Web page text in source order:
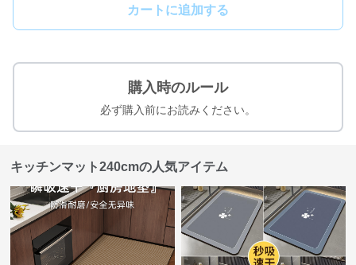
カートに追加する
購入時のルール
必ず購入前にお読みください。
キッチンマット240cmの人気アイテム